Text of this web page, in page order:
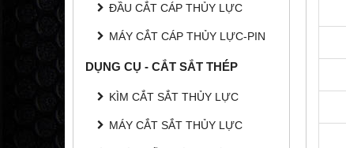
ĐẦU CẮT CÁP THỦY LỰC
MÁY CẮT CÁP THỦY LỰC-PIN
DỤNG CỤ - CẮT SẮT THÉP
KÌM CẮT SẮT THỦY LỰC
MÁY CẮT SẮT THỦY LỰC